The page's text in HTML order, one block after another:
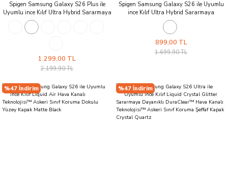
Spigen Samsung Galaxy S26 Plus ile
Uyumlu ince Kılıf Ultra Hybrid Sararmaya
Dayanıklı DuraClear™ Hava Kanalı
Teknolojisi™ Askeri Sınıf Koruma MagFit
1.299,00 TL
2.199,90 TL
Spigen Samsung Galaxy S26 ile Uyumlu
ince Kılıf Ultra Hybrid Sararmaya
Dayanıklı DuraClear™ Hava Kanalı
Teknolojisi™ Askeri Sınıf Koruma Şeffaf
899,00 TL
1.699,90 TL
%47 İndirim %47 İndirim